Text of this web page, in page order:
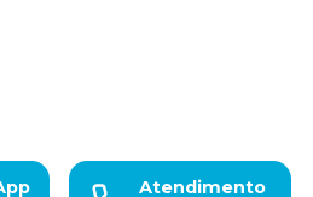
Atendimento